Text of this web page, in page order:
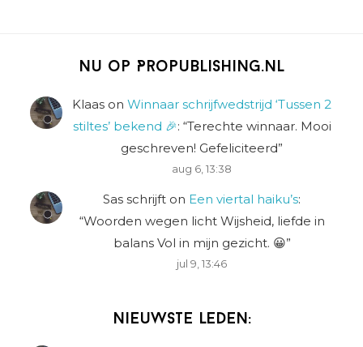
Nu op Propublishing.nl
Klaas on Winnaar schrijfwedstrijd ‘Tussen 2
stiltes’ bekend 🎉: “Terechte winnaar. Mooi
geschreven! Gefeliciteerd”
aug 6, 13:38
Sas schrijft on Een viertal haiku’s:
“Woorden wegen licht Wijsheid, liefde in
balans Vol in mijn gezicht. 😀”
jul 9, 13:46
Nieuwste leden: